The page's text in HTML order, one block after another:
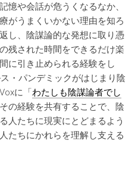
憶や会話が危うくなるなか、
がうまくいかない理由を知ろ
し、陰謀論的な発想に取り憑
残された時間をできるだけ楽
に引き止められる経験をし
・パンデミックがはじまり陰
に「わたしも陰謀論者でし
の経験を共有することで、陰
人たちに現実にとどまるよう
たちにかれらを理解し支える